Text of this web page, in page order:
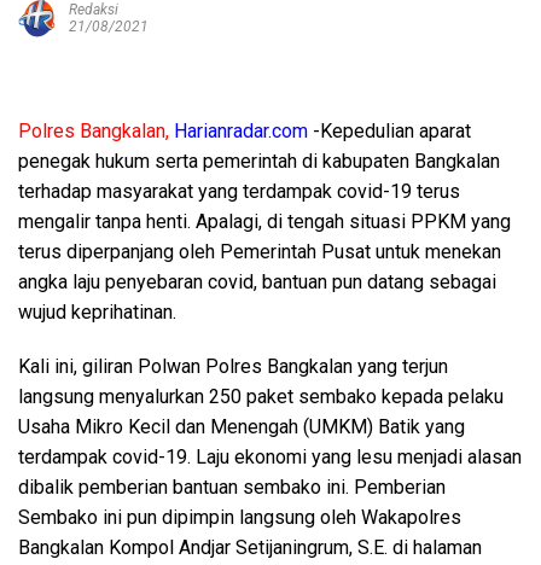
Redaksi
21/08/2021
Polres Bangkalan, Harianradar.com -Kepedulian aparat
penegak hukum serta pemerintah di kabupaten Bangkalan
terhadap masyarakat yang terdampak covid-19 terus
mengalir tanpa henti. Apalagi, di tengah situasi PPKM yang
terus diperpanjang oleh Pemerintah Pusat untuk menekan
angka laju penyebaran covid, bantuan pun datang sebagai
wujud keprihatinan.
Kali ini, giliran Polwan Polres Bangkalan yang terjun
langsung menyalurkan 250 paket sembako kepada pelaku
Usaha Mikro Kecil dan Menengah (UMKM) Batik yang
terdampak covid-19. Laju ekonomi yang lesu menjadi alasan
dibalik pemberian bantuan sembako ini. Pemberian
Sembako ini pun dipimpin langsung oleh Wakapolres
Bangkalan Kompol Andjar Setijaningrum, S.E. di halaman